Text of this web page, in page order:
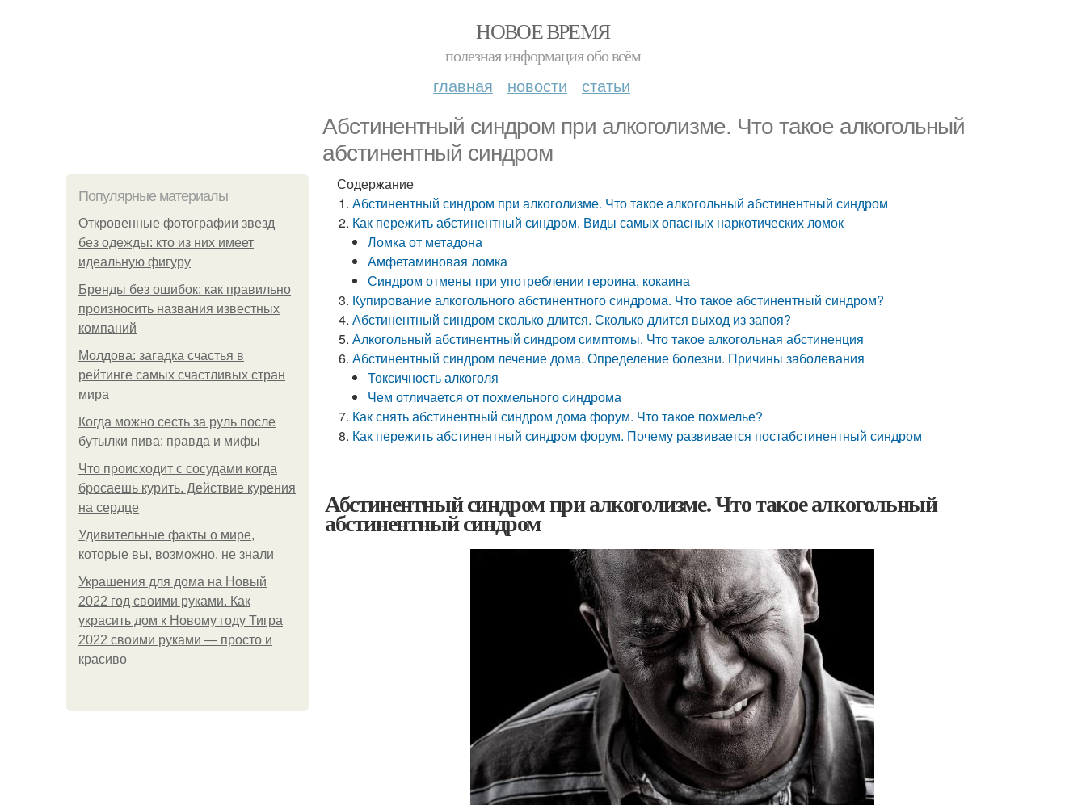
НОВОЕ ВРЕМЯ
полезная информация обо всём
главная новости статьи
Абстинентный синдром при алкоголизме. Что такое алкогольный
абстинентный синдром
Популярные материалы
Откровенные фотографии звезд
без одежды: кто из них имеет
идеальную фигуру
Бренды без ошибок: как правильно
произносить названия известных
компаний
Молдова: загадка счастья в
рейтинге самых счастливых стран
мира
Когда можно сесть за руль после
бутылки пива: правда и мифы
Что происходит с сосудами когда
бросаешь курить. Действие курения
на сердце
Удивительные факты о мире,
которые вы, возможно, не знали
Украшения для дома на Новый
2022 год своими руками. Как
украсить дом к Новому году Тигра
2022 своими руками — просто и
красиво
Содержание
Абстинентный синдром при алкоголизме. Что такое алкогольный абстинентный синдром
Как пережить абстинентный синдром. Виды самых опасных наркотических ломок
Ломка от метадона
Амфетаминовая ломка
Синдром отмены при употреблении героина, кокаина
Купирование алкогольного абстинентного синдрома. Что такое абстинентный синдром?
Абстинентный синдром сколько длится. Сколько длится выход из запоя?
Алкогольный абстинентный синдром симптомы. Что такое алкогольная абстиненция
Абстинентный синдром лечение дома. Определение болезни. Причины заболевания
Токсичность алкоголя
Чем отличается от похмельного синдрома
Как снять абстинентный синдром дома форум. Что такое похмелье?
Как пережить абстинентный синдром форум. Почему развивается постабстинентный синдром
Абстинентный синдром при алкоголизме. Что такое алкогольный
абстинентный синдром